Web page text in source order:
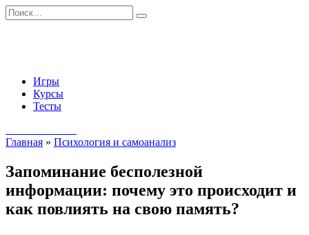
Перейти
к
Search
for:
Игры
Курсы
Тесты
Главная » Психология и самоанализ
Запоминание бесполезной
информации: почему это происходит и
как повлиять на свою память?